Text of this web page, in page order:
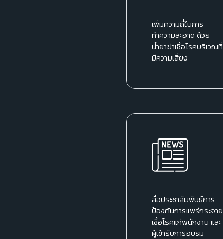
เพิ่มความถี่ในการ
ทำความสะอาด ด้วย
น้ำยาฆ่าเชื้อโรคบริเวณที่
มีความเสี่ยง
สื่อประชาสัมพันธ์การ
ป้องกันการแพร่กระจาย
เชื้อโรคแก่พนักงาน และ
ผู้เข้ารับการอบรม